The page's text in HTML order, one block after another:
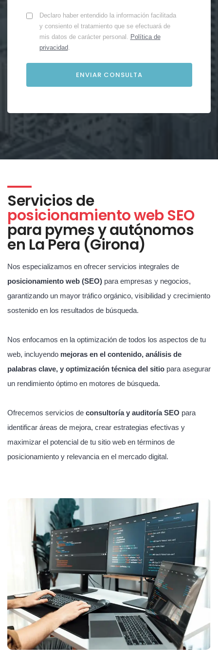
Declaro haber entendido la información facilitada
y consiento el tratamiento que se efectuará de
mis datos de carácter personal. Política de
privacidad.
Servicios de
posicionamiento web SEO
para pymes y autónomos
en La Pera (Girona)
Nos especializamos en ofrecer servicios integrales de
posicionamiento web (SEO) para empresas y negocios,
garantizando un mayor tráfico orgánico, visibilidad y crecimiento
sostenido en los resultados de búsqueda.
Nos enfocamos en la optimización de todos los aspectos de tu
web, incluyendo mejoras en el contenido, análisis de
palabras clave, y optimización técnica del sitio para asegurar
un rendimiento óptimo en motores de búsqueda.
Ofrecemos servicios de consultoría y auditoría SEO para
identificar áreas de mejora, crear estrategias efectivas y
maximizar el potencial de tu sitio web en términos de
posicionamiento y relevancia en el mercado digital.